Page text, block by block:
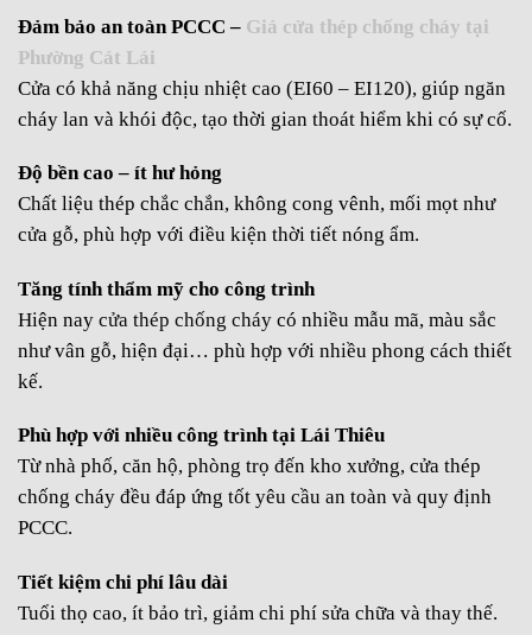
Đảm bảo an toàn PCCC – Giá cửa thép chống cháy tại
Phường Cát Lái
Cửa có khả năng chịu nhiệt cao (EI60 – EI120), giúp ngăn
cháy lan và khói độc, tạo thời gian thoát hiểm khi có sự cố.
Độ bền cao – ít hư hỏng
Chất liệu thép chắc chắn, không cong vênh, mối mọt như
cửa gỗ, phù hợp với điều kiện thời tiết nóng ẩm.
Tăng tính thẩm mỹ cho công trình
Hiện nay cửa thép chống cháy có nhiều mẫu mã, màu sắc
như vân gỗ, hiện đại… phù hợp với nhiều phong cách thiết
kế.
Phù hợp với nhiều công trình tại Lái Thiêu
Từ nhà phố, căn hộ, phòng trọ đến kho xưởng, cửa thép
chống cháy đều đáp ứng tốt yêu cầu an toàn và quy định
PCCC.
Tiết kiệm chi phí lâu dài
Tuổi thọ cao, ít bảo trì, giảm chi phí sửa chữa và thay thế.